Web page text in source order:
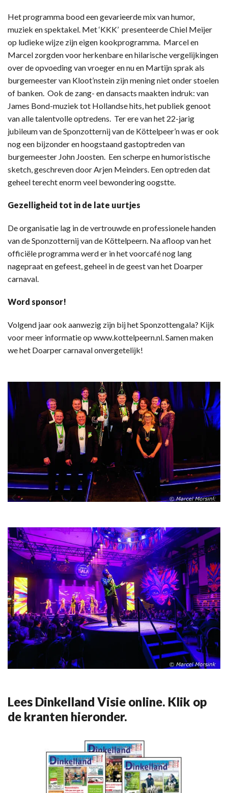
Het programma bood een gevarieerde mix van humor,
muziek en spektakel. Met ‘KKK’ presenteerde Chiel Meijer
op ludieke wijze zijn eigen kookprogramma. Marcel en
Marcel zorgden voor herkenbare en hilarische vergelijkingen
over de opvoeding van vroeger en nu en Martijn sprak als
burgemeester van Kloot’nstein zijn mening niet onder stoelen
of banken. Ook de zang- en dansacts maakten indruk: van
James Bond-muziek tot Hollandse hits, het publiek genoot
van alle talentvolle optredens. Ter ere van het 22-jarig
jubileum van de Sponzotternij van de Köttelpeer’n was er ook
nog een bijzonder en hoogstaand gastoptreden van
burgemeester John Joosten. Een scherpe en humoristische
sketch, geschreven door Arjen Meinders. Een optreden dat
geheel terecht enorm veel bewondering oogstte.
Gezelligheid tot in de late uurtjes
De organisatie lag in de vertrouwde en professionele handen
van de Sponzotternij van de Köttelpeern. Na afloop van het
officiële programma werd er in het voorcafé nog lang
nagepraat en gefeest, geheel in de geest van het Doarper
carnaval.
Word sponsor!
Volgend jaar ook aanwezig zijn bij het Sponzottengala? Kijk
voor meer informatie op www.kottelpeern.nl. Samen maken
we het Doarper carnaval onvergetelijk!
Lees Dinkelland Visie online. Klik op
de kranten hieronder.